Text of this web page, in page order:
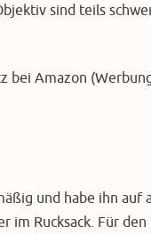
sind teils
bei Amazon
und habe ihn
im Rucksack. Für